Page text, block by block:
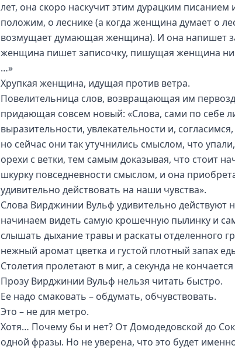
лет, она скоро наскучит этим дурацким писанием
положим, о леснике (а когда женщина думает о
возмущает думающая женщина). И она напишет
женщина пишет записочку, пишущая женщина
…»
Хрупкая женщина, идущая против ветра.
Повелительница слов, возвращающая им
придающая совсем новый: «Слова, сами по себе
выразительности, увлекательности и,
но сейчас они так утучнились смыслом, что
орехи с ветки, тем самым доказывая, что стоит
шкурку повседневности смыслом, и она
удивительно действовать на наши чувства».
Слова Вирджинии Вульф удивительно действуют
начинаем видеть самую крошечную пылинку и
слышать дыхание травы и раскаты отделенного
нежный аромат цветка и густой плотный запах
Столетия пролетают в миг, а секунда не
Прозу Вирджинии Вульф нельзя читать быстро.
Ее надо смаковать – обдумать, обчувствовать.
Это – не для метро.
Хотя… Почему бы и нет? От Домодедовской до
одной фразы. Но не уверена, что это будет